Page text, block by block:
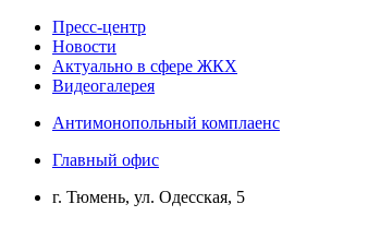
Пресс-центр
Новости
Актуально в сфере ЖКХ
Видеогалерея
Антимонопольный комплаенс
Главный офис
г. Тюмень, ул. Одесская, 5